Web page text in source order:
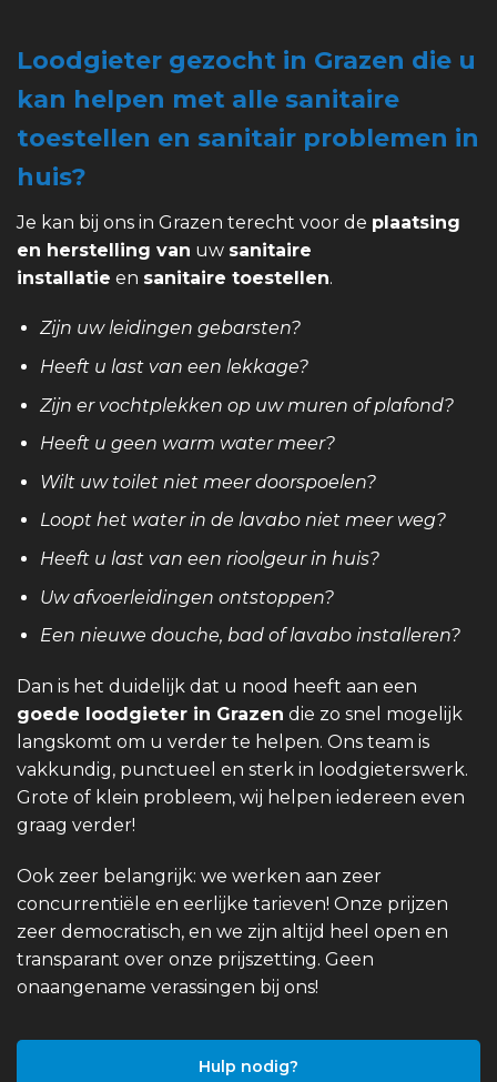
Loodgieter gezocht in Grazen die u
kan helpen met alle sanitaire
toestellen en sanitair problemen in
huis?
Je kan bij ons in Grazen terecht voor de plaatsing
en herstelling van uw sanitaire
installatie en sanitaire toestellen.
Zijn uw leidingen gebarsten?
Heeft u last van een lekkage?
Zijn er vochtplekken op uw muren of plafond?
Heeft u geen warm water meer?
Wilt uw toilet niet meer doorspoelen?
Loopt het water in de lavabo niet meer weg?
Heeft u last van een rioolgeur in huis?
Uw afvoerleidingen ontstoppen?
Een nieuwe douche, bad of lavabo installeren?
Dan is het duidelijk dat u nood heeft aan een
goede loodgieter in Grazen die zo snel mogelijk
langskomt om u verder te helpen. Ons team is
vakkundig, punctueel en sterk in loodgieterswerk.
Grote of klein probleem, wij helpen iedereen even
graag verder!
Ook zeer belangrijk: we werken aan zeer
concurrentiële en eerlijke tarieven! Onze prijzen
zeer democratisch, en we zijn altijd heel open en
transparant over onze prijszetting. Geen
onaangename verassingen bij ons!
Hulp nodig?